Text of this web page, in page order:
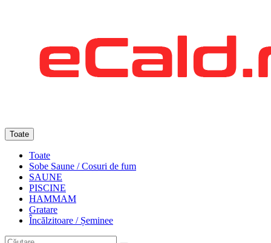
Toate
Toate
Sobe Saune / Cosuri de fum
SAUNE
PISCINE
HAMMAM
Gratare
Încălzitoare / Șeminee